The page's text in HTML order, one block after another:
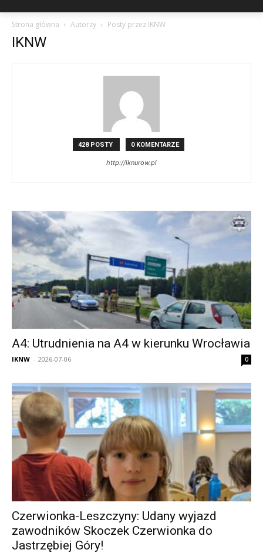
Strona główna Autorzy Posty przez IKNW
IKNW
428 POSTY 0 KOMENTARZE
http://iknurow.pl
A4: Utrudnienia na A4 w kierunku Wrocławia
IKNW - 2026-07-06 0
Czerwionka-Leszczyny: Udany wyjazd
zawodników Skoczek Czerwionka do
Jastrzębiej Góry!